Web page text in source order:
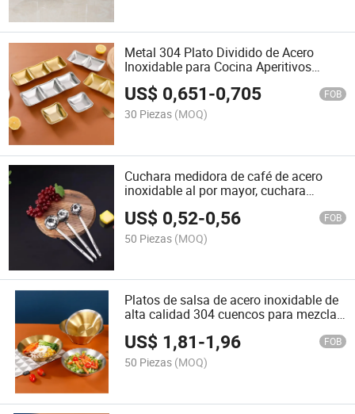
Metal 304 Plato Dividido de Acero
Inoxidable para Cocina Aperitivos
Salsas
US$ 0,651-0,705 FOB
30 Piezas (MOQ)
Cuchara medidora de café de acero
inoxidable al por mayor, cuchara
US$ 0,52-0,56 FOB
50 Piezas (MOQ)
Platos de salsa de acero inoxidable de
alta calidad 304 cuencos para mezclar
ensaladas
US$ 1,81-1,96 FOB
50 Piezas (MOQ)